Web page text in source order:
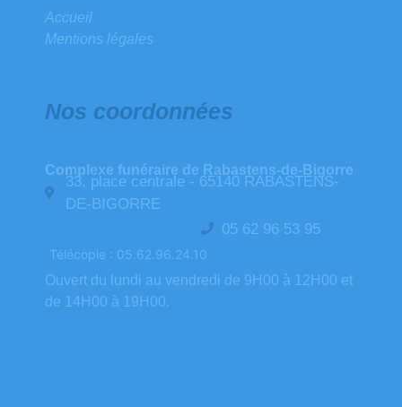
Accueil
Mentions légales
Nos coordonnées
Complexe funéraire de Rabastens-de-Bigorre
33, place centrale - 65140 RABASTENS-
DE-BIGORRE
05 62 96 53 95
Télécopie : 05.62.96.24.10
Ouvert du lundi au vendredi de 9H00 à 12H00 et
de 14H00 à 19H00.